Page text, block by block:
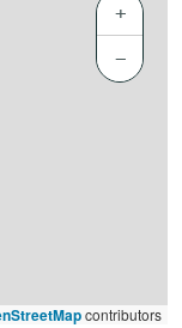
+
−
contributors